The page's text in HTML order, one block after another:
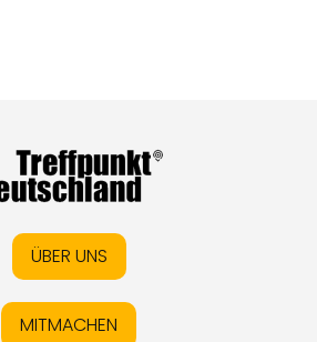
ÜBER UNS
MITMACHEN